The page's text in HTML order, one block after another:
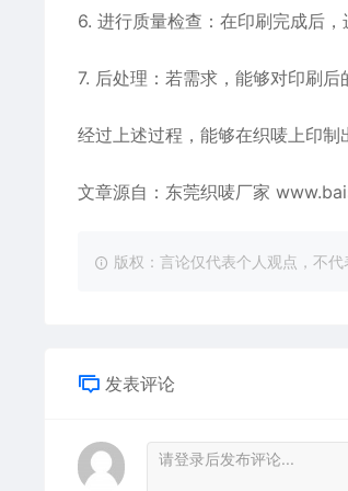
6. 进行质量检查：在印刷完成后
7. 后处理：若需求，能够对印刷
经过上述过程，能够在织唛上印制
文章源自：东莞织唛厂家
版权：言论仅代表个人观点，不
发表评论